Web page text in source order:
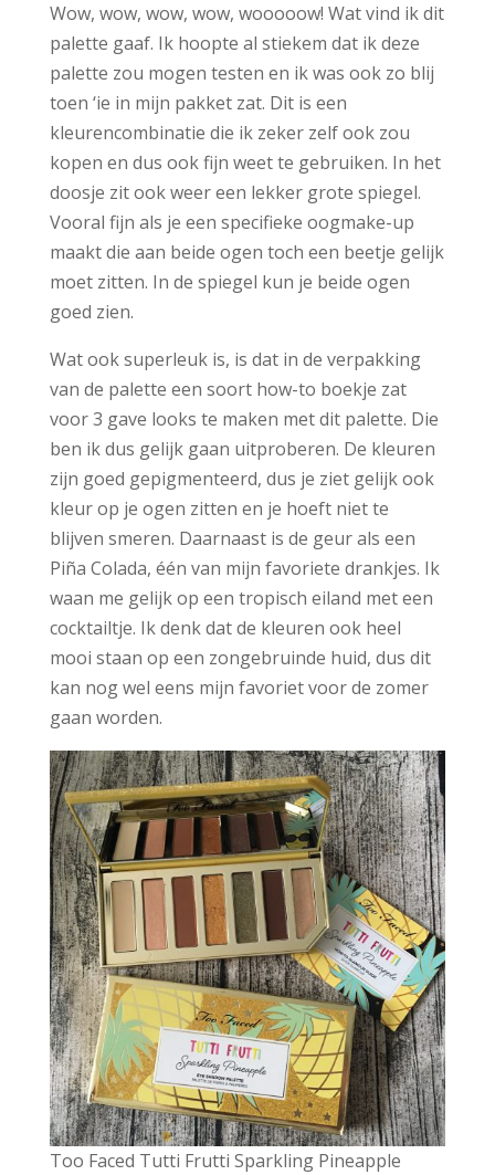
Wow, wow, wow, wow, wooooow! Wat vind ik dit
palette gaaf. Ik hoopte al stiekem dat ik deze
palette zou mogen testen en ik was ook zo blij
toen ‘ie in mijn pakket zat. Dit is een
kleurencombinatie die ik zeker zelf ook zou
kopen en dus ook fijn weet te gebruiken. In het
doosje zit ook weer een lekker grote spiegel.
Vooral fijn als je een specifieke oogmake-up
maakt die aan beide ogen toch een beetje gelijk
moet zitten. In de spiegel kun je beide ogen
goed zien.
Wat ook superleuk is, is dat in de verpakking
van de palette een soort how-to boekje zat
voor 3 gave looks te maken met dit palette. Die
ben ik dus gelijk gaan uitproberen. De kleuren
zijn goed gepigmenteerd, dus je ziet gelijk ook
kleur op je ogen zitten en je hoeft niet te
blijven smeren. Daarnaast is de geur als een
Piña Colada, één van mijn favoriete drankjes. Ik
waan me gelijk op een tropisch eiland met een
cocktailtje. Ik denk dat de kleuren ook heel
mooi staan op een zongebruinde huid, dus dit
kan nog wel eens mijn favoriet voor de zomer
gaan worden.
Too Faced Tutti Frutti Sparkling Pineapple